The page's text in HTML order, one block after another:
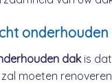
onderhouden
dakis dat
moeten